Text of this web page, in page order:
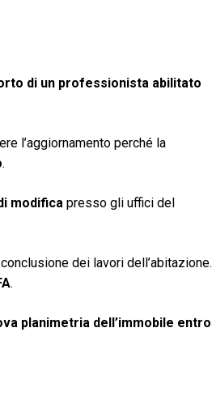
di un professionista abilitato
l’aggiornamento perché la
.
modifica presso gli uffici del
dei lavori dell’abitazione.
.
planimetria dell’immobile entro